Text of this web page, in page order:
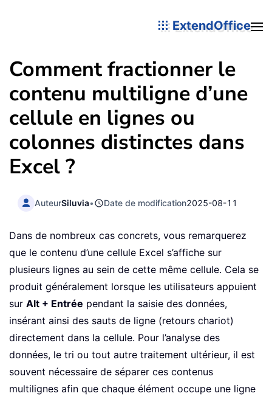
ExtendOffice
Comment fractionner le
contenu multiligne d’une
cellule en lignes ou
colonnes distinctes dans
Excel ?
AuteurSiluvia• Date de modification2025-08-11
Dans de nombreux cas concrets, vous remarquerez
que le contenu d’une cellule Excel s’affiche sur
plusieurs lignes au sein de cette même cellule. Cela se
produit généralement lorsque les utilisateurs appuient
sur Alt + Entrée pendant la saisie des données,
insérant ainsi des sauts de ligne (retours chariot)
directement dans la cellule. Pour l’analyse des
données, le tri ou tout autre traitement ultérieur, il est
souvent nécessaire de séparer ces contenus
multilignes afin que chaque élément occupe une ligne